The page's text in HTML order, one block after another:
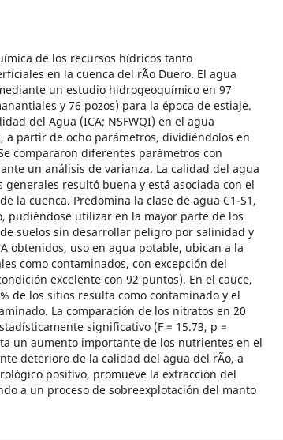
de los recursos hídricos tanto
en la cuenca del rÃ­o Duero. El agua
un estudio hidrogeoquímico en 97
y 76 pozos) para la época de estiaje.
del Agua (ICA; NSFWQI) en el agua
a partir de ocho parámetros, dividiéndolos en
compararon diferentes parámetros con
un análisis de varianza. La calidad del agua
resultó buena y está asociada con el
la cuenca. Predomina la clase de agua C1-S1,
pudiéndose utilizar en la mayor parte de los
suelos sin desarrollar peligro por salinidad y
obtenidos, uso en agua potable, ubican a la
como contaminados, con excepción del
excelente con 92 puntos). En el cauce,
de los sitios resulta como contaminado y el
La comparación de los nitratos en 20
significativo (F = 15.73, p =
un aumento importante de los nutrientes en el
deterioro de la calidad del agua del rÃ­o, a
positivo, promueve la extracción del
a un proceso de sobreexplotación del manto